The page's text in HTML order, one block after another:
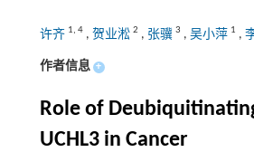
许齐 1, 4, 贺业淞 2 , 张骥 3 , 吴小萍 1 ,
作者信息 +
Role of
UCHL3 in Cancer